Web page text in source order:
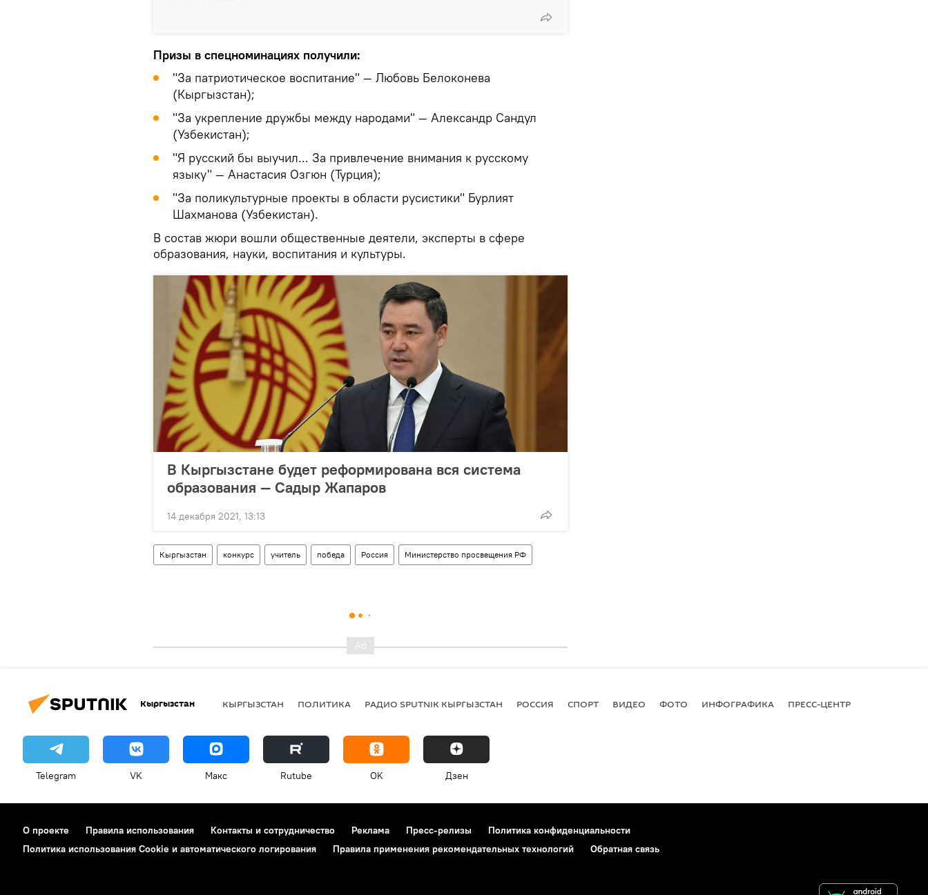
Призы в спецноминациях получили:
"За патриотическое воспитание" — Любовь Белоконева
(Кыргызстан);
"За укрепление дружбы между народами" — Александр Сандул
(Узбекистан);
"Я русский бы выучил... За привлечение внимания к русскому
языку" — Анастасия Озгюн (Турция);
"За поликультурные проекты в области русистики" Бурлият
Шахманова (Узбекистан).
В состав жюри вошли общественные деятели, эксперты в сфере
образования, науки, воспитания и культуры.
В Кыргызстане будет реформирована вся система
образования — Садыр Жапаров
14 декабря 2021, 13:13
Кыргызстан конкурс учитель победа Россия Министерство просвещения РФ
Кыргызстан КЫРГЫЗСТАН ПОЛИТИКА РАДИО SPUTNIK КЫРГЫЗСТАН РОССИЯ СПОРТ ВИДЕО ФОТО ИНФОГРАФИКА ПРЕСС-ЦЕНТР
Telegram VK Макс Rutube OK Дзен
О проекте Правила использования Контакты и сотрудничество Реклама Пресс-релизы
Политика конфиденциальности
Политика использования Cookie и автоматического логирования
Правила применения рекомендательных технологий Обратная связь